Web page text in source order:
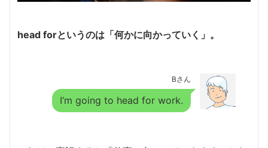
head forというのは「何かに向かっていく」。
Bさん
I’m going to head for work.